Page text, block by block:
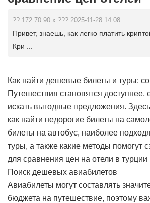
?? 172.70.90.x ??? 2025-11-28 14:08
Привет, знаешь, как легко платить
Кри ...
Как найти дешевые билеты и туры:
Путешествия становятся доступнее,
искать выгодные предложения.
как найти недорогие билеты на
билеты на автобус, наиболее
туры, а также какие методы помогут
для сравнения цен на отели в турции
Поиск дешевых авиабилетов
Авиабилеты могут составлять
бюджета на путешествие, поэтому